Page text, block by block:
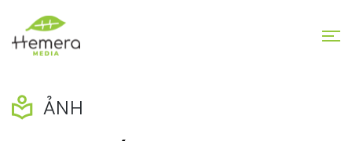
ẢNH